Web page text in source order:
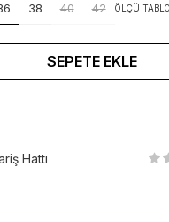
38 40 42 ÖLÇÜ
SEPETE EKLE
Hattı